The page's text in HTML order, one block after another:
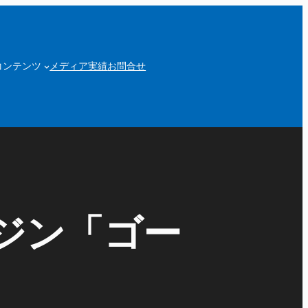
ンテンツ メディア実績お問合せ
ン「ゴー